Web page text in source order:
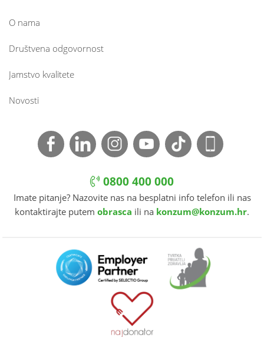
O nama
Društvena odgovornost
Jamstvo kvalitete
Novosti
0800 400 000
Imate pitanje? Nazovite nas na besplatni info telefon ili nas
kontaktirajte putem obrasca ili na konzum@konzum.hr.